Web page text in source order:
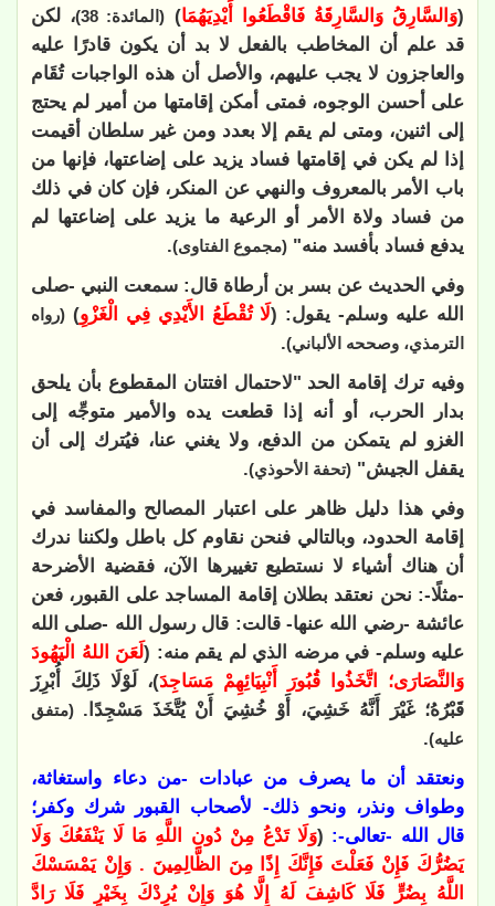
(وَالسَّارِقُ وَالسَّارِقَةُ فَاقْطَعُوا أَيْدِيَهُمَا) (المائدة: 38)
، لكن
قد علم أن المخاطب بالفعل لا بد أن يكون قادرًا عليه
والعاجزون لا يجب عليهم، والأصل أن هذه الواجبات تُقَام
على أحسن الوجوه، فمتى أمكن إقامتها من أمير لم يحتج
إلى اثنين، ومتى لم يقم إلا بعدد ومن غير سلطان أقيمت
إذا لم يكن في إقامتها فساد يزيد على إضاعتها، فإنها من
باب الأمر بالمعروف والنهي عن المنكر، فإن كان في ذلك
من فساد ولاة الأمر أو الرعية ما يزيد على إضاعتها لم
يدفع فساد بأفسد منه" (مجموع الفتاوى).
وفي الحديث عن بسر بن أرطاة قال: سمعت النبي -صلى
الله عليه وسلم- يقول: (لَا ‌تُقْطَعُ ‌الأَيْدِي ‌فِي ‌الْغَزْوِ) (رواه
الترمذي، وصححه الألباني).
وفيه ترك إقامة الحد "لاحتمال افتتان المقطوع بأن يلحق
بدار الحرب، أو أنه إذا قطعت يده والأمير متوجِّه إلى
الغزو لم يتمكن من الدفع، ولا يغني عنا، فيُترك إلى أن
يقفل الجيش" (تحفة الأحوذي).
وفي هذا دليل ظاهر على اعتبار المصالح والمفاسد في
إقامة الحدود، وبالتالي فنحن نقاوم كل باطل ولكننا ندرك
أن هناك أشياء لا نستطيع تغييرها الآن، فقضية الأضرحة
-مثلًا-: نحن نعتقد بطلان إقامة المساجد على القبور، فعن
عائشة -رضي الله عنها- قالت: قال رسول الله -صلى الله
عليه وسلم- في مرضه الذي لم يقم منه: (لَعَنَ اللهُ الْيَهُودَ
وَالنَّصَارَى؛ اتَّخَذُوا قُبُورَ أَنْبِيَائِهِمْ مَسَاجِدَ)، لَوْلَا ‌ذَلِكَ ‌أُبْرِزَ
‌قَبْرُهُ؛ ‌غَيْرَ ‌أَنَّهُ ‌خَشِيَ، ‌أَوْ ‌خُشِيَ ‌أَنْ ‌يُتَّخَذَ ‌مَسْجِدًا. (متفق
عليه).
ونعتقد أن ما يصرف من عبادات -من دعاء واستغاثة،
وطواف ونذر، ونحو ذلك- لأصحاب القبور شرك وكفر؛
قال الله -تعالى-: (وَلَا تَدْعُ مِنْ دُونِ اللَّهِ مَا لَا يَنْفَعُكَ وَلَا
يَضُرُّكَ فَإِنْ فَعَلْتَ فَإِنَّكَ إِذًا مِنَ الظَّالِمِينَ . وَإِنْ يَمْسَسْكَ
اللَّهُ بِضُرٍّ فَلَا كَاشِفَ لَهُ إِلَّا هُوَ وَإِنْ يُرِدْكَ بِخَيْرٍ فَلَا رَادَّ